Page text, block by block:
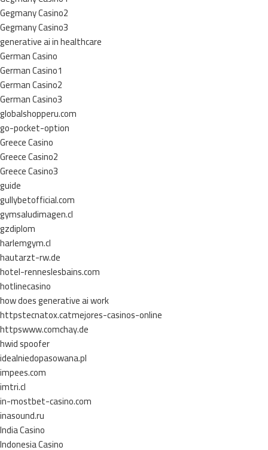
Gegmany Casino2
Gegmany Casino3
generative ai in healthcare
German Casino
German Casino1
German Casino2
German Casino3
globalshopperu.com
go-pocket-option
Greece Casino
Greece Casino2
Greece Casino3
guide
gullybetofficial.com
gymsaludimagen.cl
gzdiplom
harlemgym.cl
hautarzt-rw.de
hotel-renneslesbains.com
hotlinecasino
how does generative ai work
httpstecnatox.catmejores-casinos-online
httpswww.comchay.de
hwid spoofer
idealniedopasowana.pl
impees.com
imtri.cl
in-mostbet-casino.com
inasound.ru
India Casino
Indonesia Casino